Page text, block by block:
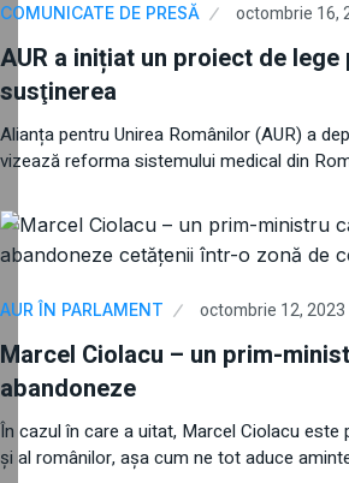
COMUNICATE DE PRESĂ octombrie 16,
AUR a inițiat un proiect de lege
susţinerea
Alianța pentru Unirea Românilor (AUR) a
vizează reforma sistemului medical din
AUR ÎN PARLAMENT octombrie 12, 2023
Marcel Ciolacu – un prim-
abandoneze
În cazul în care a uitat, Marcel Ciolacu este
și al românilor, așa cum ne tot aduce